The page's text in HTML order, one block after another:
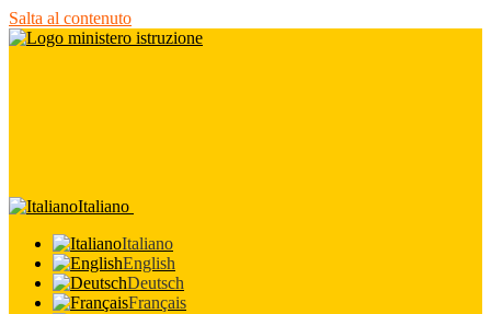
Salta al contenuto
Italiano
Italiano
English
Deutsch
Français